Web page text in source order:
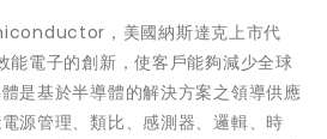
，美國納斯達克上市代
能電子的創新，使客戶能夠減少全球
是基於半導體的解決方案之領導供應
源管理、類比、感測器、邏輯、時